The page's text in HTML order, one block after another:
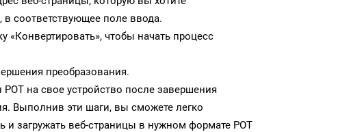
в соответствующее поле ввода.
«Конвертировать», чтобы начать процесс
преобразования.
POT на свое устройство после завершения
Выполнив эти шаги, вы сможете легко
и загружать веб-страницы в нужном формате POT